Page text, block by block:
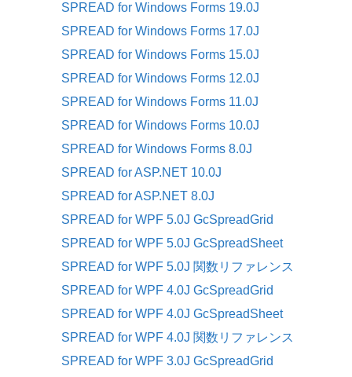
SPREAD for Windows Forms 19.0J
SPREAD for Windows Forms 17.0J
SPREAD for Windows Forms 15.0J
SPREAD for Windows Forms 12.0J
SPREAD for Windows Forms 11.0J
SPREAD for Windows Forms 10.0J
SPREAD for Windows Forms 8.0J
SPREAD for ASP.NET 10.0J
SPREAD for ASP.NET 8.0J
SPREAD for WPF 5.0J GcSpreadGrid
SPREAD for WPF 5.0J GcSpreadSheet
SPREAD for WPF 5.0J 関数リファレンス
SPREAD for WPF 4.0J GcSpreadGrid
SPREAD for WPF 4.0J GcSpreadSheet
SPREAD for WPF 4.0J 関数リファレンス
SPREAD for WPF 3.0J GcSpreadGrid